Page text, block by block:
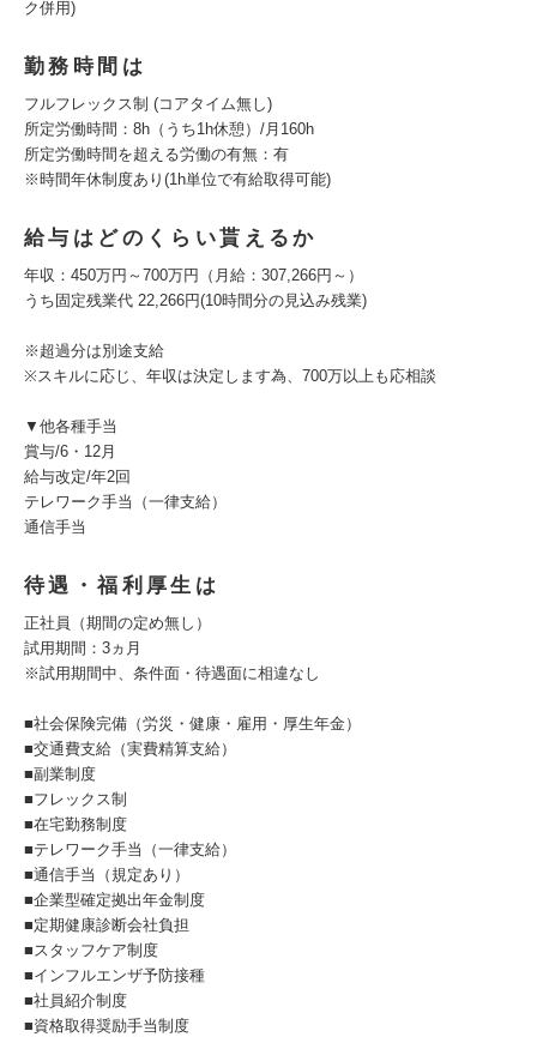
ク併用)
勤務時間は
フルフレックス制 (コアタイム無し)
所定労働時間：8h（うち1h休憩）/月160h
所定労働時間を超える労働の有無：有
※時間年休制度あり(1h単位で有給取得可能)
給与はどのくらい貰えるか
年収：450万円～700万円（月給：307,266円～）
うち固定残業代 22,266円(10時間分の見込み残業)
※超過分は別途支給
※スキルに応じ、年収は決定します為、700万以上も応相談
▼他各種手当
賞与/6・12月
給与改定/年2回
テレワーク手当（一律支給）
通信手当
待遇・福利厚生は
正社員（期間の定め無し）
試用期間：3ヵ月
※試用期間中、条件面・待遇面に相違なし
■社会保険完備（労災・健康・雇用・厚生年金）
■交通費支給（実費精算支給）
■副業制度
■フレックス制
■在宅勤務制度
■テレワーク手当（一律支給）
■通信手当（規定あり）
■企業型確定拠出年金制度
■定期健康診断会社負担
■スタッフケア制度
■インフルエンザ予防接種
■社員紹介制度
■資格取得奨励手当制度